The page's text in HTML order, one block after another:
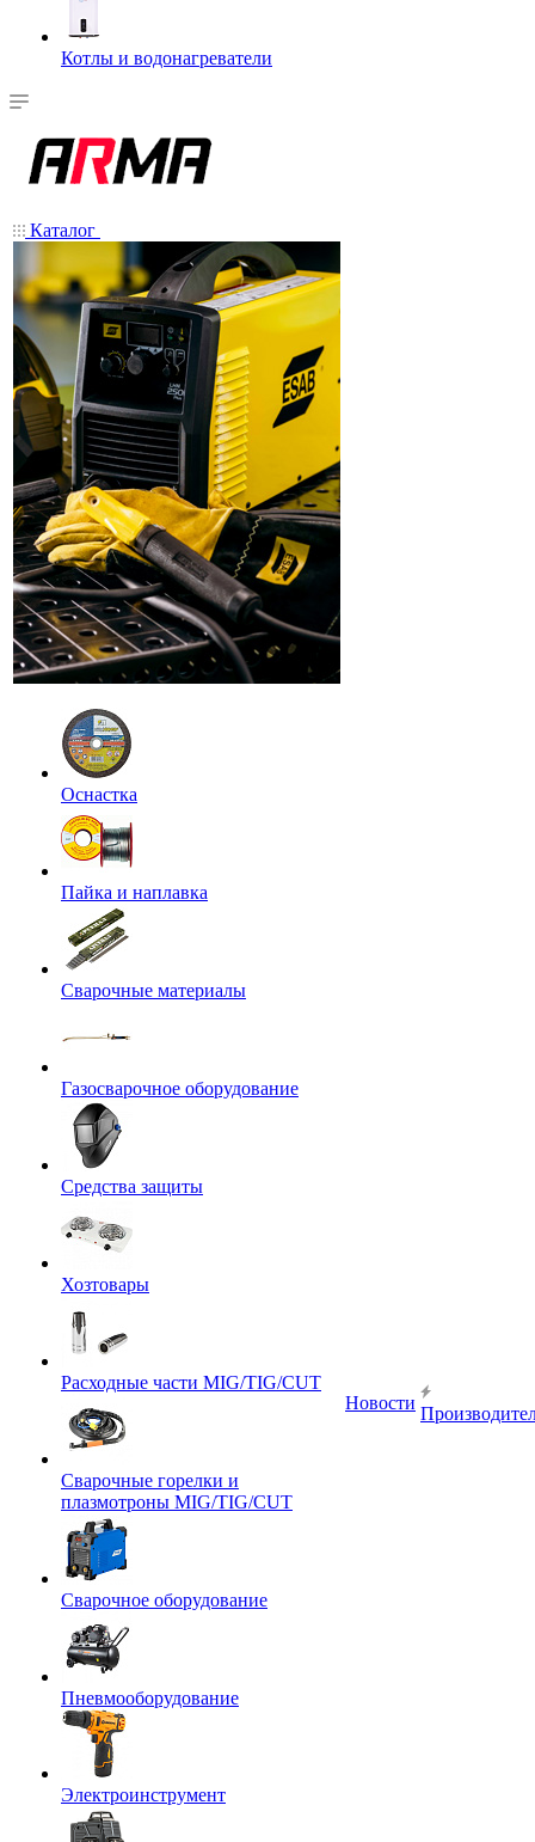
Котлы и водонагреватели
Каталог
Оснастка
Пайка и наплавка
Сварочные материалы
Газосварочное оборудование
Средства защиты
Хозтовары
Расходные части MIG/TIG/CUT
Сварочные горелки и
плазмотроны MIG/TIG/CUT
Сварочное оборудование
Пневмооборудование
Электроинструмент
Новости